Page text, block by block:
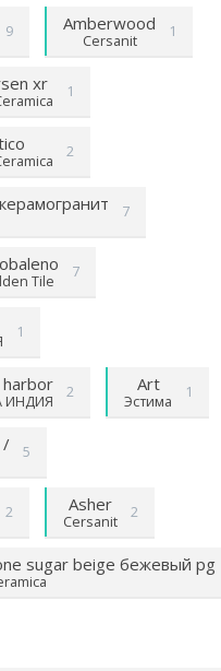
9 Amberwood
Cersanit
1
хr 1
2
7
Tile
7
1
harbor
ИНДИЯ
2 Art
Эстима
1
/ 5
2 Asher
Cersanit
2
sugar beige бежевый pg